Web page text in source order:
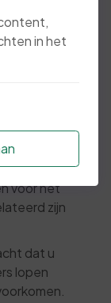
gaat
dekt
de
voor het
zijn
dat u
lopen
in het